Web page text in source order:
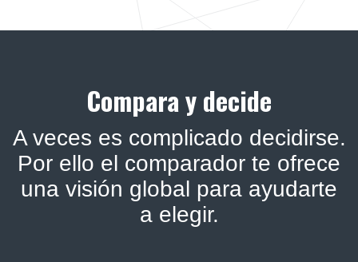
Compara y decide
A veces es complicado decidirse.
Por ello el comparador te ofrece
una visión global para ayudarte
a elegir.